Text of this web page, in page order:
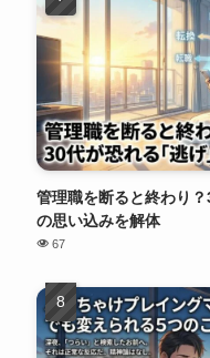
管理職を断ると終わり？
の思い込みを解体
67